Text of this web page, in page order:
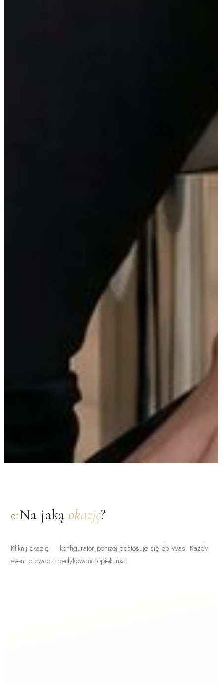
01Na jaką okazję?
Kliknij okazję — konfigurator poniżej dostosuje się do Was. Każdy
event prowadzi dedykowana opiekunka.